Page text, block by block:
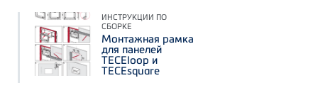
ИНСТРУКЦИИ ПО
СБОРКЕ
Монтажная рамка
для панелей
TECEloop и
TECEsquare